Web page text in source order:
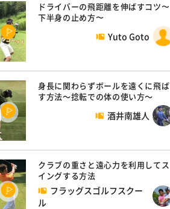
ドライバーの飛距離を伸ばすコツ〜
下半身の止め方〜
Yuto Goto
身長に関わらずボールを遠くに飛ば
す方法～捻転での体の使い方～
酒井南雄人
クラブの重さと遠心力を利用してス
イングする方法
フラッグスゴルフスクー
ル